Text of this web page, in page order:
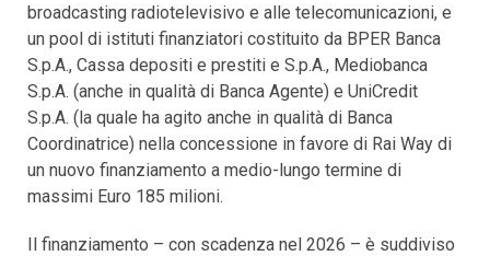
broadcasting radiotelevisivo e alle telecomunicazioni, e
un pool di istituti finanziatori costituito da BPER Banca
S.p.A., Cassa depositi e prestiti e S.p.A., Mediobanca
S.p.A. (anche in qualità di Banca Agente) e UniCredit
S.p.A. (la quale ha agito anche in qualità di Banca
Coordinatrice) nella concessione in favore di Rai Way di
un nuovo finanziamento a medio-lungo termine di
massimi Euro 185 milioni.
Il finanziamento – con scadenza nel 2026 – è suddiviso